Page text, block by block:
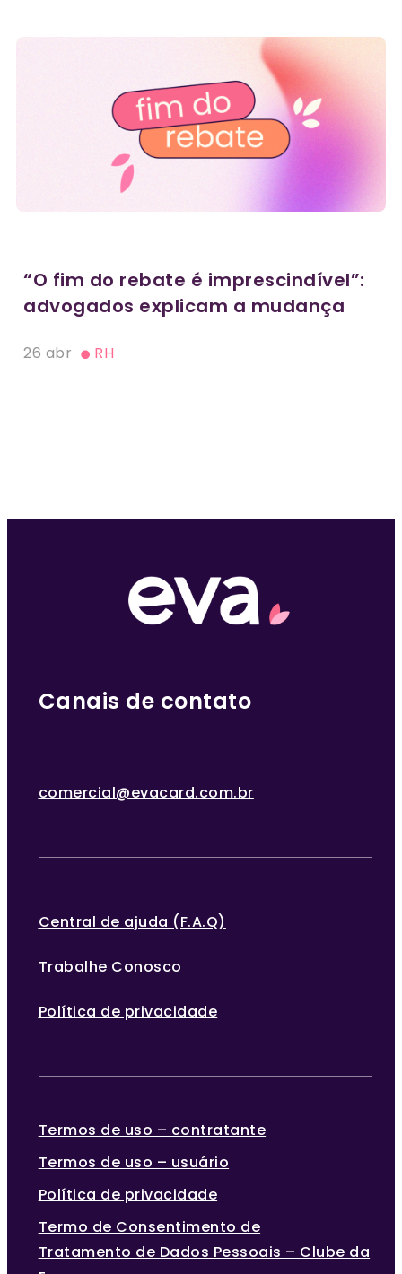
“O fim do rebate é imprescindível”:
advogados explicam a mudança
26 abr RH
Canais de contato
comercial@evacard.com.br
Central de ajuda (F.A.Q)
Trabalhe Conosco
Política de privacidade
Termos de uso – contratante
Termos de uso – usuário
Política de privacidade
Termo de Consentimento de
Tratamento de Dados Pessoais – Clube da